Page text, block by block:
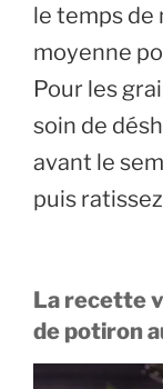
le temps de
moyenne
Pour les
soin de
avant le
puis
La recette
de potiron